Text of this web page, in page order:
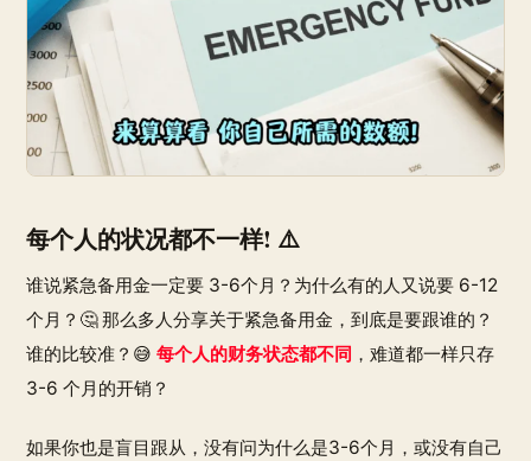
每个人的状况都不一样! ⚠️
谁说紧急备用金一定要 3-6个月？为什么有的人又说要 6-12
个月？🤔 那么多人分享关于紧急备用金，到底是要跟谁的？
谁的比较准？😅每个人的财务状态都不同 ，难道都一样只存
3-6 个月的开销？
如果你也是盲目跟从，没有问为什么是3-6个月，或没有自己